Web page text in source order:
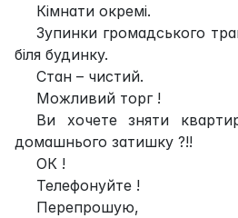
Кімнати окремі.
Зупинки громадського
біля будинку.
Стан – чистий.
Можливий торг !
Ви хочете зняти
домашнього затишку ?!!
ОК !
Телефонуйте !
Перепрошую,